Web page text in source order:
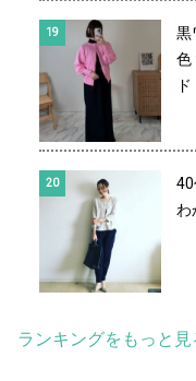
黒
色
ド
わ
ランキングをもっと見